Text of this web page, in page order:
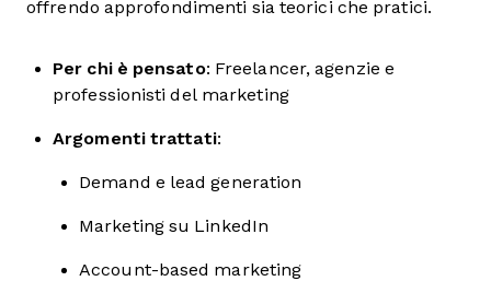
offrendo approfondimenti sia teorici che pratici.
Per chi è pensato: Freelancer, agenzie e
professionisti del marketing
Argomenti trattati:
Demand e lead generation
Marketing su LinkedIn
Account-based marketing